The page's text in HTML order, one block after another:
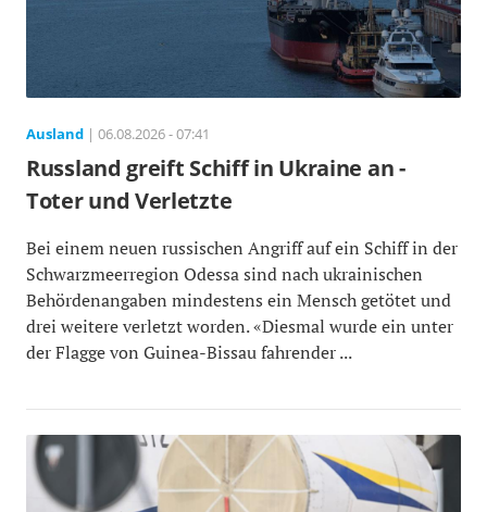
Ausland | 06.08.2026 - 07:41
Russland greift Schiff in Ukraine an -
Toter und Verletzte
Bei einem neuen russischen Angriff auf ein Schiff in der
Schwarzmeerregion Odessa sind nach ukrainischen
Behördenangaben mindestens ein Mensch getötet und
drei weitere verletzt worden. «Diesmal wurde ein unter
der Flagge von Guinea-Bissau fahrender ...